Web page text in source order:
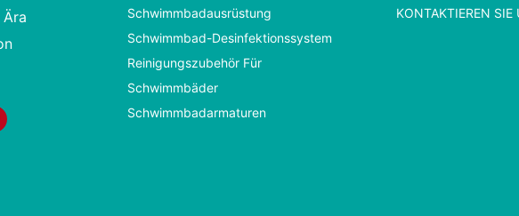
Schwimmbadausrüstung
Schwimmbad-Desinfektionssystem
Reinigungszubehör Für
Schwimmbäder
Schwimmbadarmaturen
KONTAKTIEREN SIE